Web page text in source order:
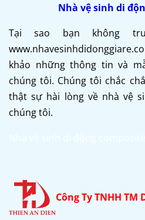
Nhà vệ sinh di
Tại sao bạn không
khảo những thông tin và
chúng tôi. Chúng tôi chắc
thật sự hài lòng về nhà vệ
chúng tôi.
Công Ty TNHH TM